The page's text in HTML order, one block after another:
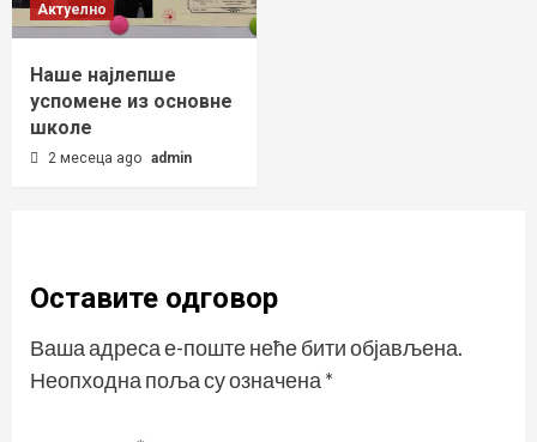
Актуелно
Наше најлепше
успомене из основне
школе
2 месеца ago admin
Оставите одговор
Ваша адреса е-поште неће бити објављена.
Неопходна поља су означена *